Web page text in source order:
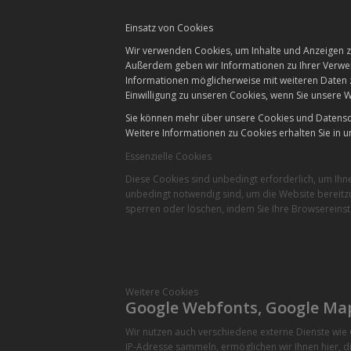
Einsatz von Cookies
Wir verwenden Cookies, um Inhalte und
Außerdem geben wir Informationen zu Ihrer
Informationen möglicherweise mit weiteren
Einwilligung zu unseren Cookies, wenn Sie unsere
Sie können mehr über unsere Cookies und
Weitere Informationen zu Cookies erhalten Sie in
Essenzielle Cookies
Diese Cookies sind unbedingt erforderlich, um
unbedingt notwendig sind, um die Website
sperren oder löschen, indem Sie Ihre
Weitere Cookies
Google Webfonts, Google
Wir nutzen auch verschiedene externe Dienste
IP-Adresse sammeln, ermöglichen wir Ihnen hier,